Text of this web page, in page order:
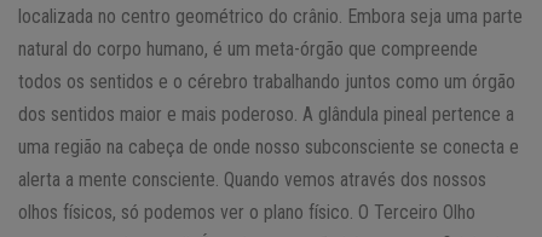
localizada no centro geométrico do crânio. Embora seja uma parte
natural do corpo humano, é um meta-órgão que compreende
todos os sentidos e o cérebro trabalhando juntos como um órgão
dos sentidos maior e mais poderoso. A glândula pineal pertence a
uma região na cabeça de onde nosso subconsciente se conecta e
alerta a mente consciente. Quando vemos através dos nossos
olhos físicos, só podemos ver o plano físico. O Terceiro Olho